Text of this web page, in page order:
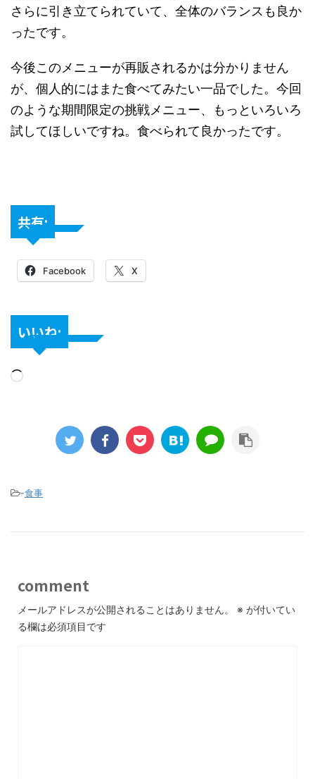
さらに引き立てられていて、全体のバランスも良か
ったです。
今後このメニューが再販されるかは分かりません
が、個人的にはまた食べてみたい一品でした。今回
のような期間限定の挑戦メニュー、もっといろいろ
試してほしいですね。食べられて良かったです。
共有:
Facebook X
いいね:
-食事
comment
メールアドレスが公開されることはありません。 ※ が付いてい
る欄は必須項目です